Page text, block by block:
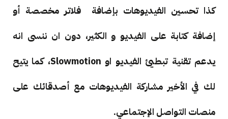
كذا تحسين الفيديوهات بإضافة فلاتر مخصصة أو
إضافة كتابة على الفيديو و الكثير، دون ان ننسى انه
يدعم تقنية تبطيئ الفيديو او Slowmotion، كما يتيح
لك في الأخير مشاركة الفيديوهات مع أصدقائك على
منصات التواصل الإجتماعي.